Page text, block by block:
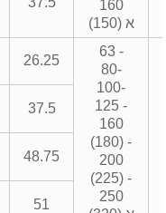
160
(150) א
26.25
63 -
80-
100-
125 -
160
(180) -
200
(225) -
250
37.5
48.75
51